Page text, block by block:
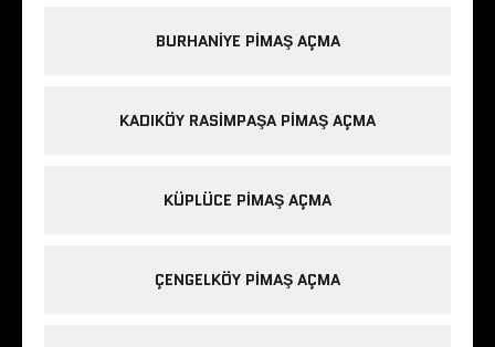
BURHANIYE PIMAŞ AÇMA
KADIKÖY RASIMPAŞA PIMAŞ AÇMA
KÜPLÜCE PIMAŞ AÇMA
ÇENGELKÖY PIMAŞ AÇMA